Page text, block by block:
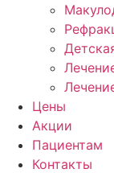
Цены
Акции
Пациентам
Контакты